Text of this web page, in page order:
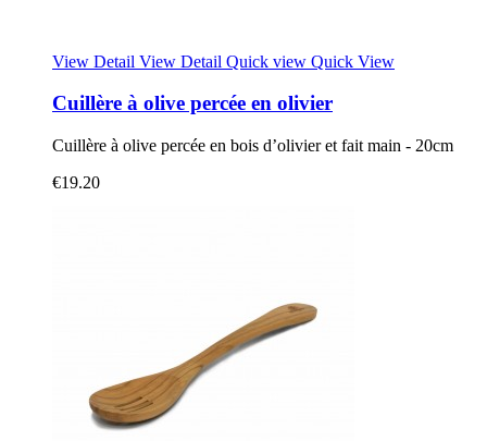
View Detail View Detail Quick view Quick View
Cuillère à olive percée en olivier
Cuillère à olive percée en bois d’olivier et fait main - 20cm
€19.20